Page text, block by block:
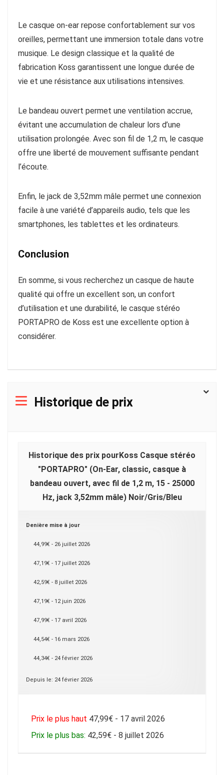
Le casque on-ear repose confortablement sur vos
oreilles, permettant une immersion totale dans votre
musique. Le design classique et la qualité de
fabrication Koss garantissent une longue durée de
vie et une résistance aux utilisations intensives.
Le bandeau ouvert permet une ventilation accrue,
évitant une accumulation de chaleur lors d’une
utilisation prolongée. Avec son fil de 1,2 m, le casque
offre une liberté de mouvement suffisante pendant
l’écoute.
Enfin, le jack de 3,52mm mâle permet une connexion
facile à une variété d’appareils audio, tels que les
smartphones, les tablettes et les ordinateurs.
Conclusion
En somme, si vous recherchez un casque de haute
qualité qui offre un excellent son, un confort
d’utilisation et une durabilité, le casque stéréo
PORTAPRO de Koss est une excellente option à
considérer.
Historique de prix
Historique des prix pourKoss Casque stéréo
"PORTAPRO" (On-Ear, classic, casque à
bandeau ouvert, avec fil de 1,2 m, 15 - 25000
Hz, jack 3,52mm mâle) Noir/Gris/Bleu
Denière mise à jour
44,99€ - 26 juillet 2026
47,19€ - 17 juillet 2026
42,59€ - 8 juillet 2026
47,19€ - 12 juin 2026
47,99€ - 17 avril 2026
44,54€ - 16 mars 2026
44,34€ - 24 février 2026
Depuis le: 24 février 2026
Prix le plus haut 47,99€ - 17 avril 2026
Prix le plus bas: 42,59€ - 8 juillet 2026